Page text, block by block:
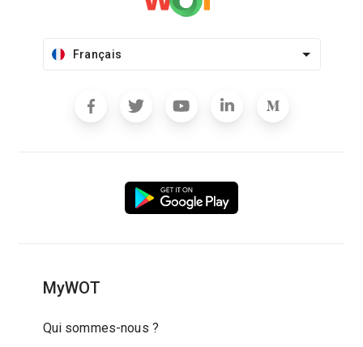
Français
MyWOT
Qui sommes-nous ?